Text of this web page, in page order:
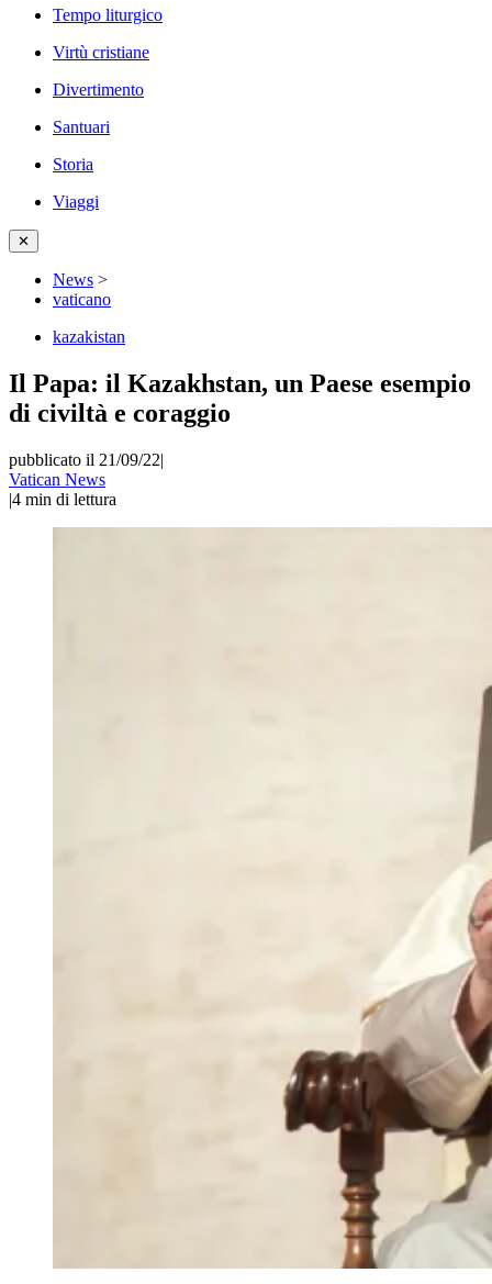
Tempo liturgico
Virtù cristiane
Divertimento
Santuari
Storia
Viaggi
✕
News >
vaticano
kazakistan
Il Papa: il Kazakhstan, un Paese esempio
di civiltà e coraggio
pubblicato il 21/09/22|
Vatican News
|4 min di lettura